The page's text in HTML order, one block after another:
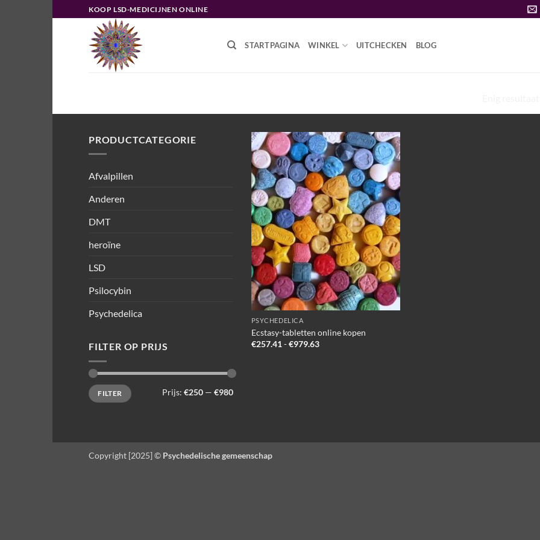
naar
KOOP LSD-MEDICIJNEN ONLINE
STARTPAGINA WINKEL UITCHECKEN BLOG
PRODUCTCATEGORIE
Afvalpillen
Anderen
DMT
heroïne
LSD
Psilocybin
Psychedelica
FILTER OP PRIJS
Min.
prijs
Max.
prijsFILTER Prijs: €250 — €980
Add to
wishlist
PSYCHEDELICA
Ecstasy-tabletten online kopen
€257.41-€979.63Prijsklasse:
Copyright [2025] © Psychedelische gemeenschap